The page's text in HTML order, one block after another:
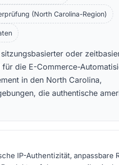
(North Carolina-Region)
oder
die E-Commerce-
in den North Carolina,
die authentische
IP-Authentizität, anpassbare